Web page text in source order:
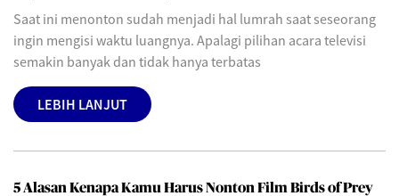
Saat ini menonton sudah menjadi hal lumrah saat seseorang
ingin mengisi waktu luangnya. Apalagi pilihan acara televisi
semakin banyak dan tidak hanya terbatas
LEBIH LANJUT
5 Alasan Kenapa Kamu Harus Nonton Film Birds of Prey